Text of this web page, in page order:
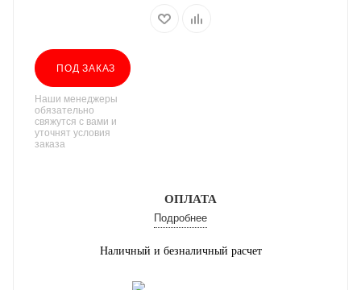
ПОД ЗАКАЗ
Наши менеджеры
обязательно
свяжутся с вами и
уточнят условия
заказа
ОПЛАТА
Подробнее
Наличный и безналичный расчет